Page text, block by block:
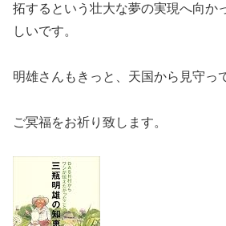
拓するという壮大な夢の実現へ向か
しいです。
明雄さんもきっと、天国から見守っ
ご冥福をお祈り致します。